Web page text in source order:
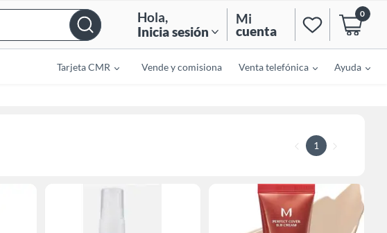
Hola,
Inicia sesión
Mi
cuenta
0
Tarjeta CMR Vende y comisiona Venta telefónica Ayuda
1